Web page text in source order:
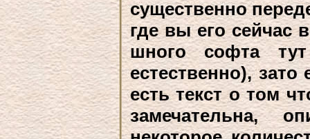
существенно
где вы его сейчас
шного софта
естественно),
есть текст о том
замечательна,